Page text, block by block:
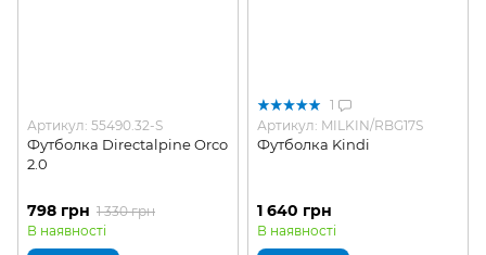
Артикул: 55490.32-S
Футболка Directalpine Orco
2.0
798 грн 1 330 грн
В наявності
1
Артикул: MILKIN/RBG17S
Футболка Kindi
1 640 грн
В наявності